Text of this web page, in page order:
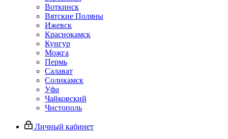
Воткинск
Вятские Поляны
Ижевск
Краснокамск
Кунгур
Можга
Пермь
Салават
Соликамск
Уфа
Чайковский
Чистополь
Личный кабинет